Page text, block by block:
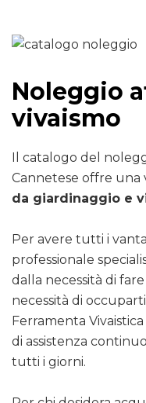
Noleggio
vivaismo
Il catalogo del
Cannetese offre una
da giardinaggio e
Per avere tutti i
professionale
dalla necessità di
necessità di
Ferramenta
di assistenza
tutti i giorni.